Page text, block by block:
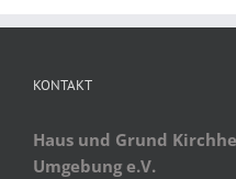
KONTAKT
Haus und Grund
Umgebung e.V.